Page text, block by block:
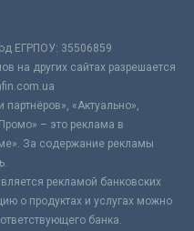
ЕГРПОУ: 35506859
на других сайтах разрешается
«Актуально»,
– это реклама в
За содержание рекламы
рекламой банковских
о продуктах и услугах можно
банка.